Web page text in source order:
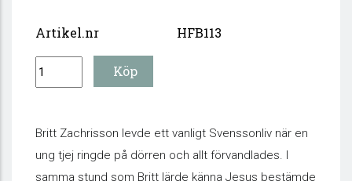
Artikel.nr HFB113
Britt Zachrisson levde ett vanligt Svenssonliv när en
ung tjej ringde på dörren och allt förvandlades. I
samma stund som Britt lärde känna Jesus bestämde